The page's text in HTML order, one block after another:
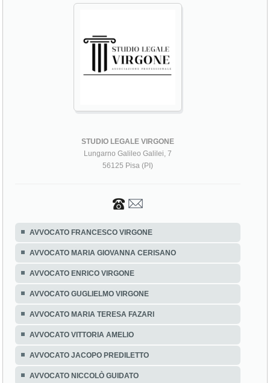
STUDIO LEGALE VIRGONE
Lungarno Galileo Galilei, 7
56125 Pisa (PI)
AVVOCATO FRANCESCO VIRGONE
AVVOCATO MARIA GIOVANNA CERISANO
AVVOCATO ENRICO VIRGONE
AVVOCATO GUGLIELMO VIRGONE
AVVOCATO MARIA TERESA FAZARI
AVVOCATO VITTORIA AMELIO
AVVOCATO JACOPO PREDILETTO
AVVOCATO NICCOLÒ GUIDATO